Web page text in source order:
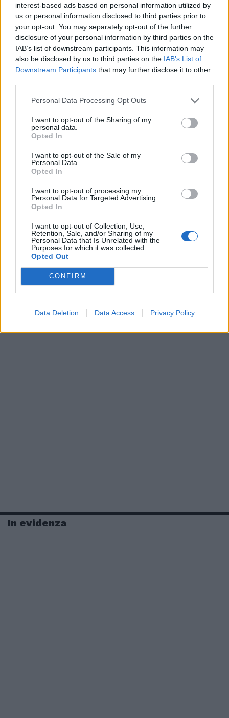
interest-based ads based on personal information utilized by
us or personal information disclosed to third parties prior to
your opt-out. You may separately opt-out of the further
disclosure of your personal information by third parties on the
IAB’s list of downstream participants. This information may
also be disclosed by us to third parties on the IAB’s List of
Downstream Participants that may further disclose it to other
Personal Data Processing Opt Outs
I want to opt-out of the Sharing of my
personal data.
Opted In
I want to opt-out of the Sale of my
Personal Data.
Opted In
I want to opt-out of processing my
Personal Data for Targeted Advertising.
Opted In
I want to opt-out of Collection, Use,
Retention, Sale, and/or Sharing of my
Personal Data that Is Unrelated with the
Purposes for which it was collected.
Opted Out
CONFIRM
Data Deletion Data Access Privacy Policy
L'ospedale romano in crisi per
medici ed infermieri infettati.
Focolaio Omicron al pronto
In evidenza